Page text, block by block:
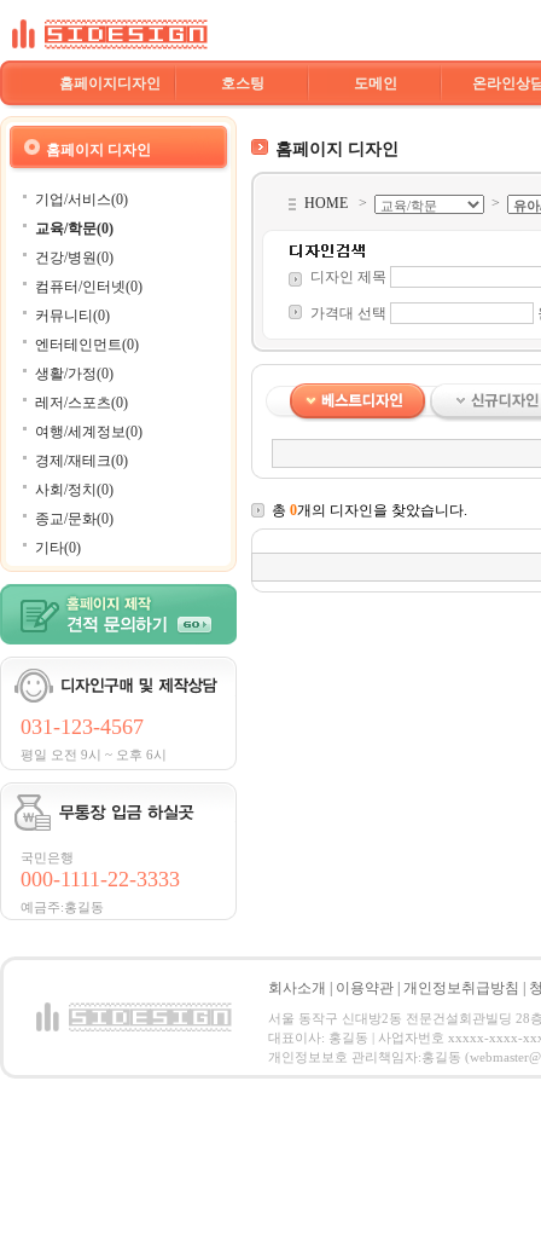
홈페이지디자인 호스팅 도메인 온라인상
홈페이지 디자인
기업/서비스(0)
교육/학문(0)
건강/병원(0)
컴퓨터/인터넷(0)
커뮤니티(0)
엔터테인먼트(0)
생활/가정(0)
레저/스포츠(0)
여행/세계정보(0)
경제/재테크(0)
사회/정치(0)
종교/문화(0)
기타(0)
031-123-4567
평일 오전 9시 ~ 오후 6시
국민은행
000-1111-22-3333
예금주:홍길동
홈페이지 디자인
HOME > >
디자인 제목
가격대 선택
총 0개의 디자인을 찾았습니다.
회사소개 이용약관 개인정보취급방침
서울 동작구 신대방2동 전문건설회관빌딩 28
대표이사: 홍길동 | 사업자번호 xxxxx-xxxx-
개인정보보호 관리책임자:홍길동